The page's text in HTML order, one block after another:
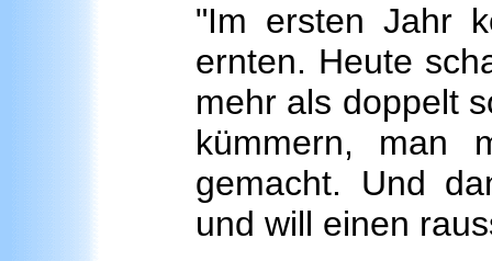
"Im ersten Jahr
ernten. Heute
mehr als doppelt
kümmern, man
gemacht. Und
und will einen